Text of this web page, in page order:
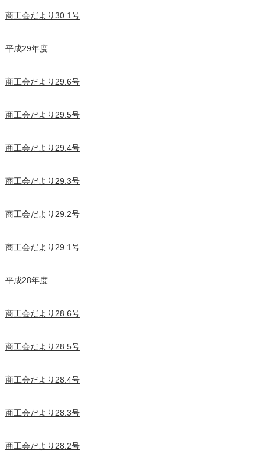
商工会だより30.1号
平成29年度
商工会だより29.6号
商工会だより29.5号
商工会だより29.4号
商工会だより29.3号
商工会だより29.2号
商工会だより29.1号
平成28年度
商工会だより28.6号
商工会だより28.5号
商工会だより28.4号
商工会だより28.3号
商工会だより28.2号